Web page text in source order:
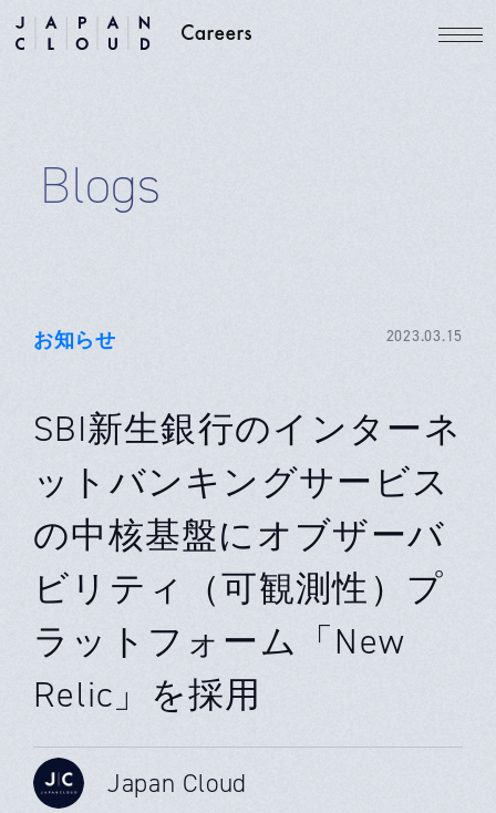
Blogs
お知らせ 2023.03.15
SBI新生銀行のインターネ
ットバンキングサービス
の中核基盤にオブザーバ
ビリティ（可観測性）プ
ラットフォーム「New
Relic」を採用
Japan Cloud